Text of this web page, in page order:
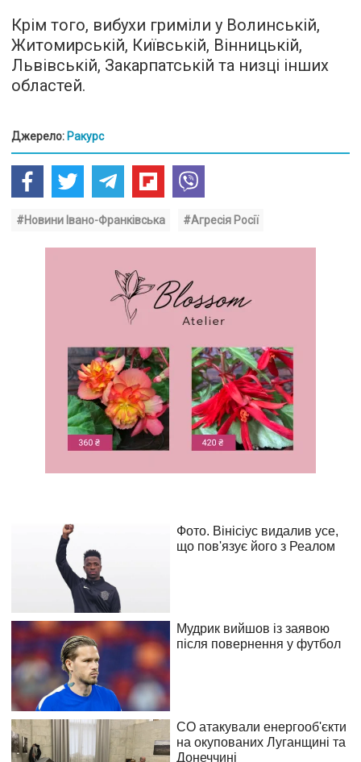
Крім того, вибухи гриміли у Волинській,
Житомирській, Київській, Вінницькій,
Львівській, Закарпатській та низці інших
областей.
Джерело: Ракурс
#Новини Івано-Франківська #Агресія Росії